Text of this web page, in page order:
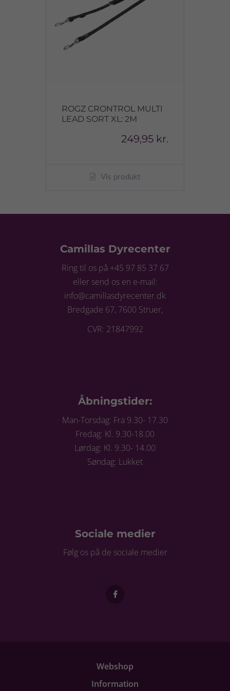
ROGZ CRONTROL MULTI
LEAD SORT XL: 2M
249,95 kr.
Vis produkt
Camillas Dyrecenter
Ring til os på +45 97 85 37 67
eller send os en e-mail:
info@camillasdyrecenter.dk
Bredgade 67, 7600 Struer,
CVR: 21847992
Åbningstider:
Man-Torsdag: Fra 9.30- 17.30
Fredag: Kl. 9.30-18.00
Lørdag: Kl. 9.30- 14.00
Søndag: Lukket
Sociale medier
Følg os på de sociale medier
Webshop
Information